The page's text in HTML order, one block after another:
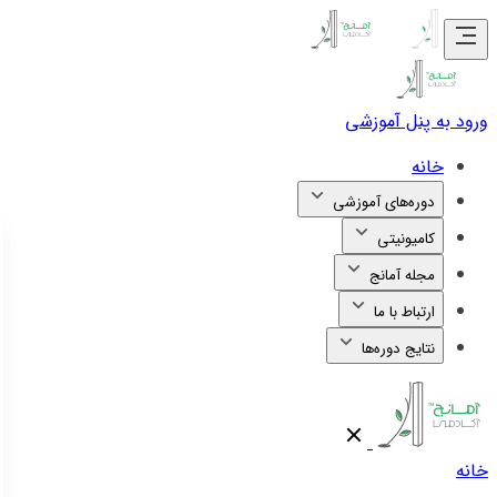
ورود به پنل آموزشی
خانه
دوره‌های آموزشی
کامیونیتی
مجله آمانج
ارتباط با ما
نتایج دوره‌ها
خانه